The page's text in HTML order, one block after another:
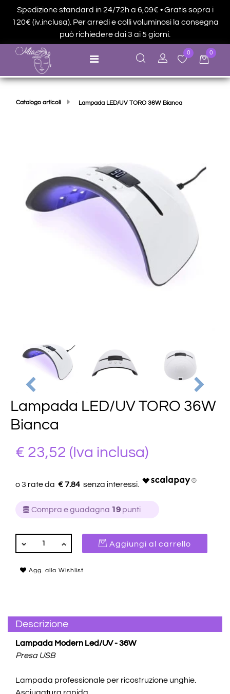
Spedizione standard in 24/72h a 6,09€ • Gratis sopra i
120€ (iv.inclusa). Per arredi e colli voluminosi la consegna
può richiedere dai 3 ai 5 giorni.
Open menu
0 0
Catalogo articoli Lampada LED/UV TORO 36W Bianca
Lampada LED/UV TORO 36W
Bianca
€ 23,52 (Iva inclusa)
€ 7.84
Compra e guadagna 19 punti
QUANTITÀ
Aggiungi al carrello
Agg. alla Wishlist
Descrizione
Lampada Modern Led/UV - 36W
Presa USB
Lampada professionale per ricostruzione unghie.